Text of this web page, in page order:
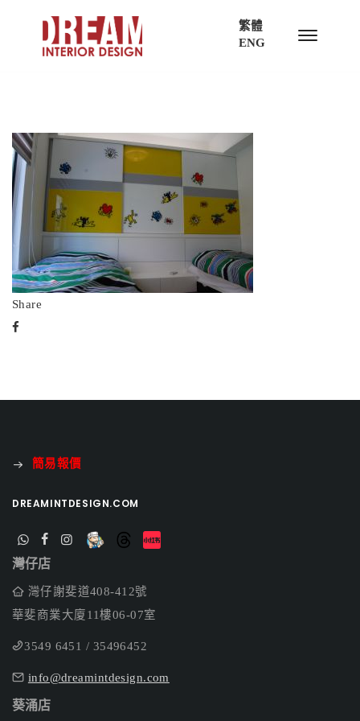
繁體
ENG
Share
簡易報價
DREAMINTDESIGN.COM
灣仔店
灣仔謝斐道408-412號
華斐商業大廈11樓06-07室
3549 6451 / 35496452
info@dreamintdesign.com
葵涌店